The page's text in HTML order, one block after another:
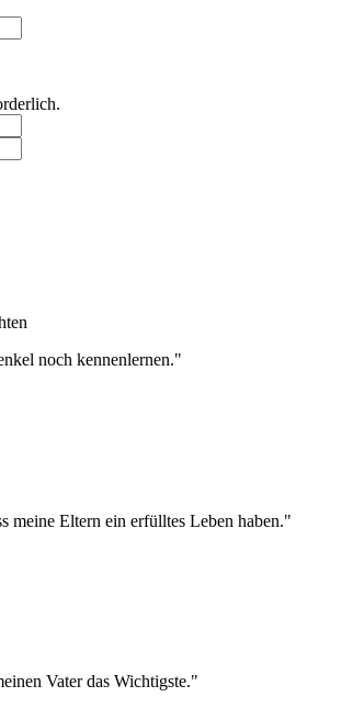
noch kennenlernen."
meine Eltern ein erfülltes Leben haben."
Vater das Wichtigste."